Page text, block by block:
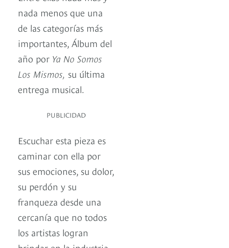
nada menos que una
de las categorías más
importantes, Álbum del
año por Ya No Somos
Los Mismos, su última
entrega musical.
PUBLICIDAD
Escuchar esta pieza es
caminar con ella por
sus emociones, su dolor,
su perdón y su
franqueza desde una
cercanía que no todos
los artistas logran